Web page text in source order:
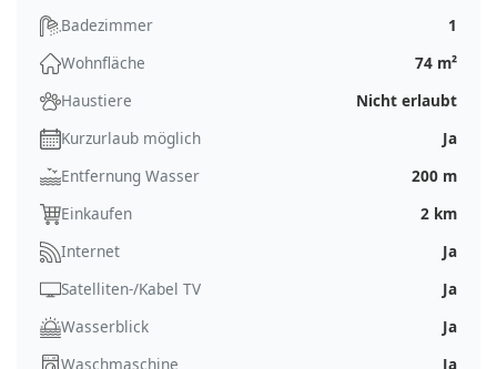
Badezimmer
1
Wohnfläche
74 m²
Haustiere
Nicht erlaubt
Kurzurlaub möglich
Ja
Entfernung Wasser
200 m
Einkaufen
2 km
Internet
Ja
Satelliten-/Kabel TV
Ja
Wasserblick
Ja
Waschmaschine
Ja